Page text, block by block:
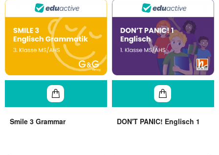
Smile 3 Grammar DON'T PANIC! Englisch 1